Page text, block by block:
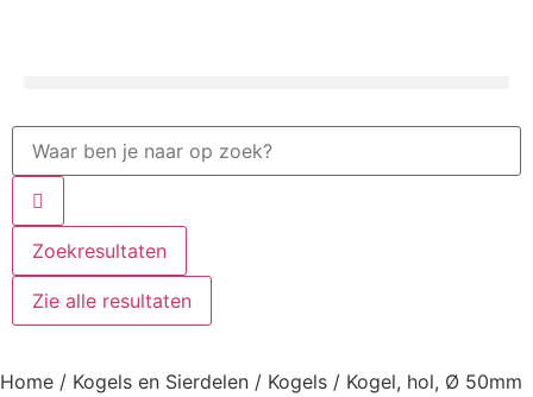
Zoekresultaten
Zie alle resultaten
Home / Kogels en Sierdelen / Kogels / Kogel, hol, Ø 50mm